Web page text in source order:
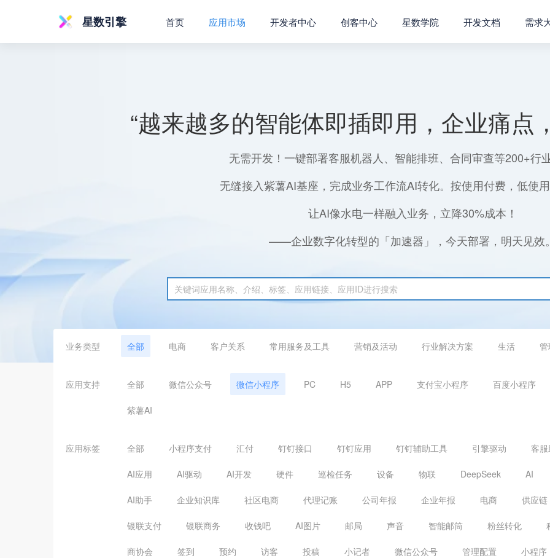
星数引擎 首页 应用市场 开发者中心 创客中心 星数学院 开发文档 需求
“越来越多的智能体即插即用，企业痛点
无需开发！一键部署客服机器人、智能排班、合同审查等200+行
无缝接入紫薯AI基座，完成业务工作流AI转化。按使用付费，低使
让AI像水电一样融入业务，立降30%成本！
——企业数字化转型的「加速器」，今天部署，明天见效
业务类型 全部 电商 客户关系 常用服务及工具 营销及活动 行业解决方案 生活
应用支持 全部 微信公众号 微信小程序 PC H5 APP 支付宝小程序 百度小程序
紫薯AI
应用标签 全部 小程序支付 汇付 钉钉接口 钉钉应用 钉钉辅助工具 引擎驱动 客
AI应用 AI驱动 AI开发 硬件 巡检任务 设备 物联 DeepSeek AI
AI助手 企业知识库 社区电商 代理记账 公司年报 企业年报 电商 供应链
银联支付 银联商务 收钱吧 AI图片 邮局 声音 智能邮筒 粉丝转化
商协会 签到 预约 访客 投稿 小记者 微信公众号 管理配置 小程序